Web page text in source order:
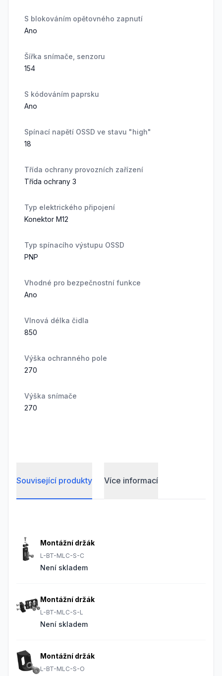
S blokováním opětovného zapnutí
Ano
Šířka snímače, senzoru
154
S kódováním paprsku
Ano
Spínací napětí OSSD ve stavu "high"
18
Třída ochrany provozních zařízení
Třída ochrany 3
Typ elektrického připojení
Konektor M12
Typ spínacího výstupu OSSD
PNP
Vhodné pro bezpečnostní funkce
Ano
Vlnová délka čidla
850
Výška ochranného pole
270
Výška snímače
270
Související produkty Více informací
Montážní držák
L-BT-MLC-S-C
Není skladem
Montážní držák
L-BT-MLC-S-L
Není skladem
Montážní držák
L-BT-MLC-S-O